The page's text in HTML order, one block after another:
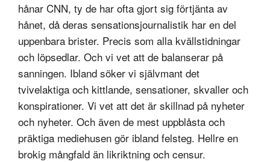
hånar CNN, ty de har ofta gjort sig förtjänta av
hånet, då deras sensationsjournalistik har en del
uppenbara brister. Precis som alla kvällstidningar
och löpsedlar. Och vi vet att de balanserar på
sanningen. Ibland söker vi självmant det
tvivelaktiga och kittlande, sensationer, skvaller och
konspirationer. Vi vet att det är skillnad på nyheter
och nyheter. Och även de mest uppblåsta och
präktiga mediehusen gör ibland felsteg. Hellre en
brokig mångfald än likriktning och censur.